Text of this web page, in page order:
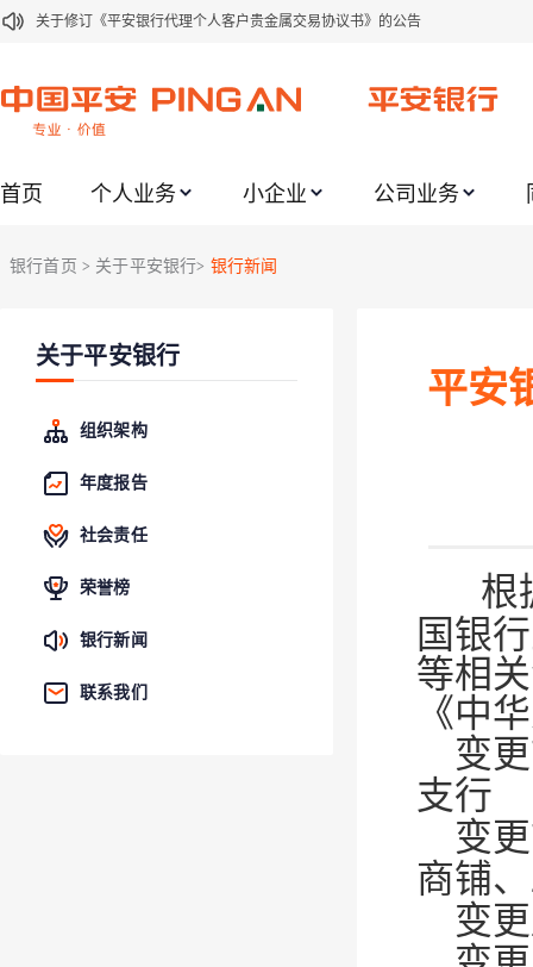
关于修订《平安银行代理个人客户贵金属交易协议书》的公告
关于我行聚金宝交易软件升级更新的通知
关于2020年端午节期间上金所代理业务调整合约保证金比例和涨跌幅度限制的
关于加强代理贵金属业务风险防范的提示
关于调整存量首套住房贷款利率的公告
首页 个人业务 小企业 公司业务
银行首页 > 关于平安银行> 银行新闻
关于平安银行
组织架构
年度报告
社会责任
荣誉榜
银行新闻
联系我们
平安
根
国银
等相
《中
变
支行
变
商铺、
变